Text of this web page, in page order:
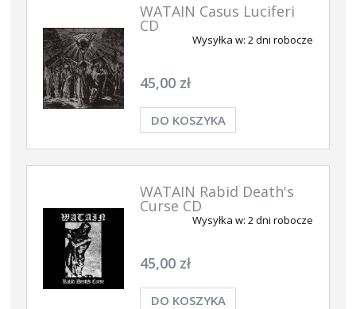
WATAIN Casus Luciferi
CD
Wysyłka w: 2 dni robocze
45,00 zł
DO KOSZYKA
WATAIN Rabid Death's
Curse CD
Wysyłka w: 2 dni robocze
45,00 zł
DO KOSZYKA